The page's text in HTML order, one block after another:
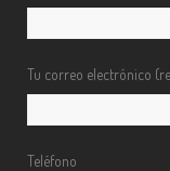
Tu correo electrónico
Teléfono